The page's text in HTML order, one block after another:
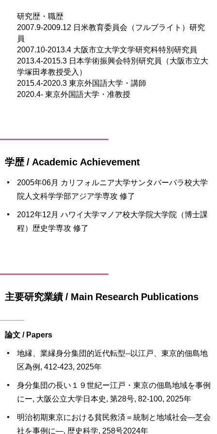
研究歴・職歴
2007.9-2009.12 日米教育委員会（フルブライト）研究
員
2007.10-2013.4 大阪市立大学文学研究科特別研究員
2013.4-2015.3 日本学術振興会特別研究員（大阪市立大
学塚田孝教授受入）
2015.4-2020.3 東京外国語大学・講師
2020.4- 東京外国語大学・准教授
学歴 / Academic Achievement
2005年06月 カリフォルニア大学サンタバーバラ校大学
院人文科学学部アジア学専攻 修了
2012年12月 ハワイ大学マノア校大学院大学院（博士課
程）歴史学専攻 修了
主要研究業績 / Main Research Publications
論文 / Papers
地縁、業縁身分集団的近代転型--以江戸、東京的佃島地
区為例, 412-423, 2025年
身分集団の長い１９世紀ー江戸・東京の佃島地域を事例
にー, 大阪公立大学日本史, 第28号, 82-100, 2025年
明治初期東京における貧民救済＝統制と地域社会―芝会
社を事例に―, 歴史科学, 258号2024年